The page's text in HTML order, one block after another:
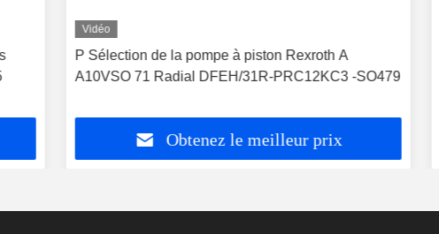
Vidéo
P Sélection de la pompe à piston Rexroth A
A10VSO 71 Radial DFEH/31R-PRC12KC3 -SO479
Obtenez le meilleur prix